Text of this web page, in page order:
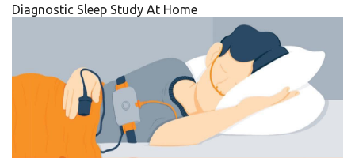
Diagnostic Sleep Study At Home